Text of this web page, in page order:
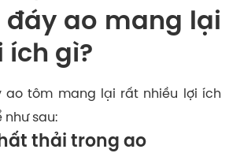
đáy ao mang lại
ích gì?
ao tôm mang lại rất nhiều lợi ích
như sau:
thải trong ao